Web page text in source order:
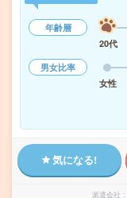
年齢層
20代
男女比率
女性
気になる!
派遣会社